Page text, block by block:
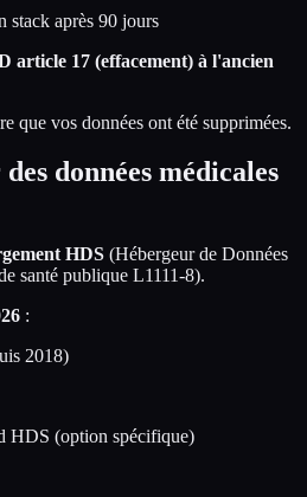
stack après 90 jours
article 17 (effacement) à l'ancien
que vos données ont été supprimées.
données médicales
HDS (Hébergeur de Données
santé publique L1111-8).
:
2018)
HDS (option spécifique)